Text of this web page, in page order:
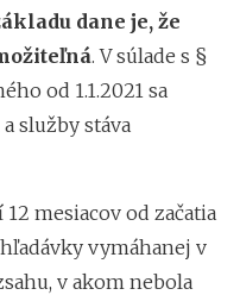
dane je, že
. V súlade s §
od 1.1.2021 sa
služby stáva
mesiacov od začatia
vymáhanej v
v akom nebola